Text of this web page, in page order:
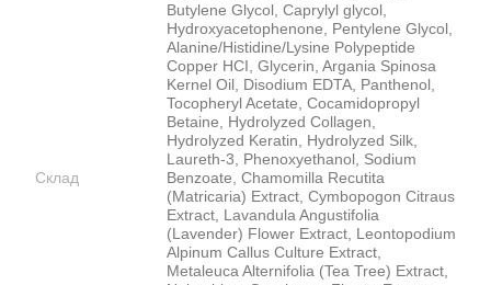
Склад
Butylene Glycol, Caprylyl glycol,
Hydroxyacetophenone, Pentylene Glycol,
Alanine/Histidine/Lysine Polypeptide
Copper HCI, Glycerin, Argania Spinosa
Kernel Oil, Disodium EDTA, Panthenol,
Tocopheryl Acetate, Cocamidopropyl
Betaine, Hydrolyzed Collagen,
Hydrolyzed Keratin, Hydrolyzed Silk,
Laureth-3, Phenoxyethanol, Sodium
Benzoate, Chamomilla Recutita
(Matricaria) Extract, Cymbopogon Citraus
Extract, Lavandula Angustifolia
(Lavender) Flower Extract, Leontopodium
Alpinum Callus Culture Extract,
Metaleuca Alternifolia (Tea Tree) Extract,